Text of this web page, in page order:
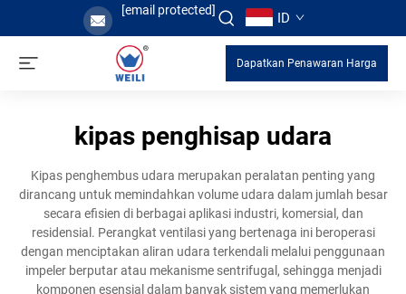
[email protected] ID
Dapatkan Penawaran Harga
kipas penghisap udara
Kipas penghembus udara merupakan peralatan penting yang
dirancang untuk memindahkan volume udara dalam jumlah besar
secara efisien di berbagai aplikasi industri, komersial, dan
residensial. Perangkat ventilasi yang bertenaga ini beroperasi
dengan menciptakan aliran udara terkendali melalui penggunaan
impeler berputar atau mekanisme sentrifugal, sehingga menjadi
komponen esensial dalam banyak sistem yang memerlukan